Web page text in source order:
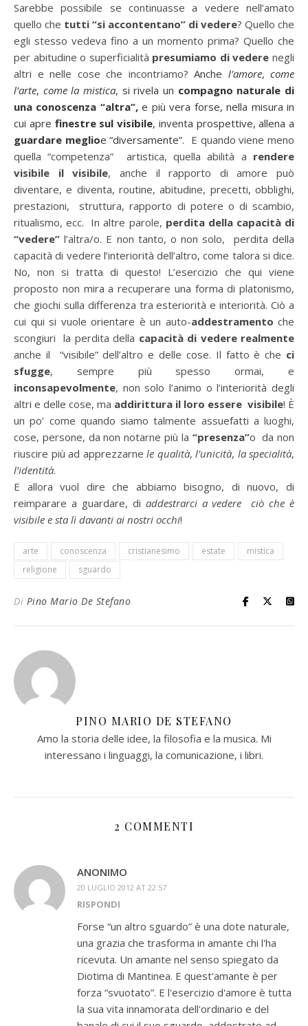
Sarebbe possibile se continuasse a vedere nell’amato
quello che tutti “si accontentano” di vedere? Quello che
egli stesso vedeva fino a un momento prima? Quello che
per abitudine o superficialità presumiamo di vedere negli
altri e nelle cose che incontriamo? Anche l’amore, come
l’arte, come la mistica, si rivela un compagno naturale di
una conoscenza “altra”,e più vera forse, nella misura in
cui apre finestre sul visibile, inventa prospettive, allena a
guardare meglioe “diversamente”. E quando viene meno
quella “competenza” artistica, quella abilità a rendere
visibile il visibile, anche il rapporto di amore può
diventare, e diventa, routine, abitudine, precetti, obblighi,
prestazioni, struttura, rapporto di potere o di scambio,
ritualismo, ecc. In altre parole, perdita della capacità di
“vedere” l’altra/o. E non tanto, o non solo, perdita della
capacità di vedere l’interiorità dell’altro, come talora si dice.
No, non si tratta di questo! L’esercizio che qui viene
proposto non mira a recuperare una forma di platonismo,
che giochi sulla differenza tra esteriorità e interiorità. Ciò a
cui qui si vuole orientare è un auto-addestramento che
scongiuri la perdita della capacità di vedere realmente
anche il “visibile” dell’altro e delle cose. Il fatto è che ci
sfugge, sempre più spesso ormai, e
inconsapevolmente, non solo l’animo o l’interiorità degli
altri e delle cose, ma addirittura il loro essere visibile! È
un po’ come quando siamo talmente assuefatti a luoghi,
cose, persone, da non notarne più la “presenza”o da non
riuscire più ad apprezzarne le qualità, l’unicità, la specialità,
l’identità.
E allora vuol dire che abbiamo bisogno, di nuovo, di
reimparare a guardare, di addestrarci a vedere ciò che è
visibile e sta lì davanti ai nostri occhi!
arte conoscenza cristianesimo estate
mistica
religione
sguardo
Di Pino Mario De Stefano
PINO MARIO DE STEFANO
Amo la storia delle idee, la filosofia e la musica. Mi
interessano i linguaggi, la comunicazione, i libri.
2 COMMENTI
ANONIMO
20 LUGLIO 2012 AT 22:57
RISPONDI
Forse “un altro sguardo” è una dote naturale,
una grazia che trasforma in amante chi l'ha
ricevuta. Un amante nel senso spiegato da
Diotima di Mantinea. E quest'amante è per
forza “svuotato”. E l'esercizio d'amore è tutta
la sua vita innamorata dell'ordinario e del